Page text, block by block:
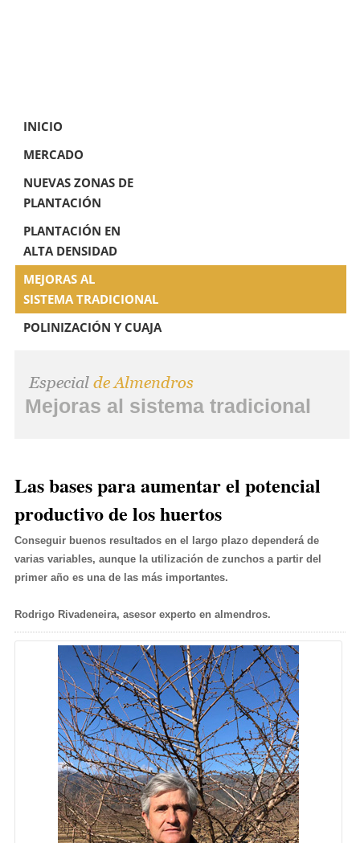
INICIO
MERCADO
NUEVAS ZONAS DE
PLANTACIÓN
PLANTACIÓN EN
ALTA DENSIDAD
MEJORAS AL
SISTEMA TRADICIONAL
POLINIZACIÓN Y CUAJA
Mejoras al sistema tradicional
Las bases para aumentar el potencial
productivo de los huertos
Conseguir buenos resultados en el largo plazo dependerá de
varias variables, aunque la utilización de zunchos a partir del
primer año es una de las más importantes.
Rodrigo Rivadeneira, asesor experto en almendros.